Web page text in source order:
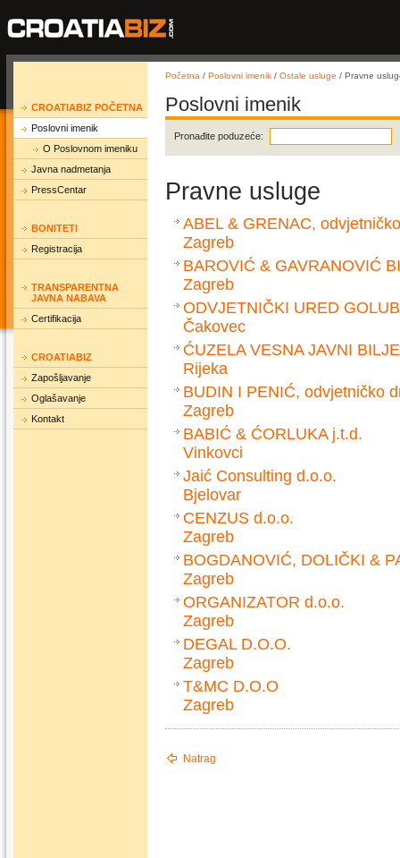
CROATIABIZ POČETNA
Poslovni imenik
O Poslovnom imeniku
Javna nadmetanja
PressCentar
BONITETI
Registracija
TRANSPARENTNA
JAVNA NABAVA
Certifikacija
CROATIABIZ
Zapošljavanje
Oglašavanje
Kontakt
Početna / Poslovni imenik / Ostale usluge / Pravne
Poslovni imenik
Pronađite poduzeće:
Pravne usluge
ABEL & GRENAC,
Zagreb
BAROVIĆ & GAVRANOVIĆ
Zagreb
ODVJETNIČKI URED
Čakovec
ĆUZELA VESNA JAVNI
Rijeka
BUDIN I PENIĆ, odvjetničko
Zagreb
BABIĆ & ĆORLUKA j.t.d.
Vinkovci
Jaić Consulting d.o.o.
Bjelovar
CENZUS d.o.o.
Zagreb
BOGDANOVIĆ, DOLIČKI &
Zagreb
ORGANIZATOR d.o.o.
Zagreb
DEGAL D.O.O.
Zagreb
T&MC D.O.O
Zagreb
Natrag